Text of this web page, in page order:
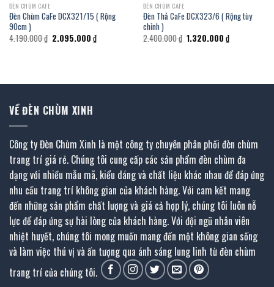
ĐÈN CHÙM CAFE
Đèn Chùm CaFe DCX321/15 ( Rộng
90cm )
4.190.000₫ Giá
gốc
2.095.000 ₫Giá
hiện
ĐÈN CHÙM CAFE
Đèn Thả CaFe DCX323/6 ( Rộng tùy
chỉnh )
2.400.000₫ Giá
gốc
1.320.000 ₫Giá
hiện
VỀ ĐÈN CHÙM XINH
Công ty Đèn Chùm Xinh là một công ty chuyên phân phối đèn chùm
trang trí giá rẻ. Chúng tôi cung cấp các sản phẩm đèn chùm đa
dạng với nhiều mẫu mã, kiểu dáng và chất liệu khác nhau để đáp ứng
nhu cầu trang trí không gian của khách hàng. Với cam kết mang
đến những sản phẩm chất lượng và giá cả hợp lý, chúng tôi luôn nỗ
lực để đáp ứng sự hài lòng của khách hàng. Với đội ngũ nhân viên
nhiệt huyết, chúng tôi mong muốn mang đến một không gian sống
và làm việc thú vị và ấn tượng qua ánh sáng lung linh từ đèn chùm
trang trí của chúng tôi.